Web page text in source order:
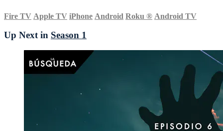
Fire TV Apple TV iPhone Android Roku ® Android TV
Up Next in Season 1